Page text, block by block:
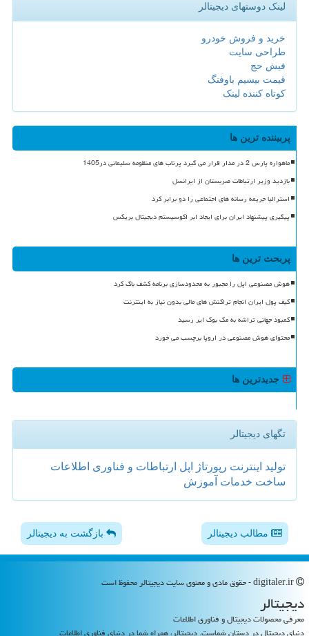
لینک دوستهای دیجیتالر
خرید و فروش خودرو
طراحی سایت
فیش حج
قیمت بیسیم باوفنگ
کوتاه کننده لینک
پربیننده ترین ها
ماهواره پارس 2 در مدار قرار می گیرد پرتاب های منظومه سلیمانی در1405
بازدید وزیر ارتباطات صربستان از ایرانسل
استرالیا جریمه رسانه های اجتماعی را دو برابر کرد
پیگیری پیشنهاد ایران برای ایجاد ابر اکوسیستم دیجیتال بریکس
پربحث ترین ها
هوش مصنوعی اپل را مجبور به محدودسازی برنامه کشف باگ کرد
کیف پول ایران انجام تراکنش های مالی بدون نیاز به اینترنت
کمبود جهانی تراشه به مک بوک ایر رسید
محتوای هوش مصنوعی در اروپا برچسب می خورد
جدیدترین ها
تگهای دیجیتالر
تولید اینترنت رپورتاژ اپل ارتباطات و فناوری اطلاعات
ساخت خدمات آموزش
مطالب دیجیتالر بازگشت به دیجیتالر
دیجیتالر
معرفی محصولات دیجیتال و فناوری اطلاعات
دنیای دیجیتال در دستان شماست. دیجیتالر، همراه شما در دنیای فناوری اطلاعات